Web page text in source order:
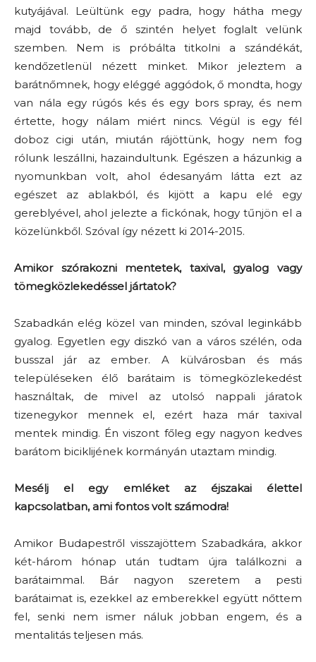
kutyájával. Leültünk egy padra, hogy hátha megy
majd tovább, de ő szintén helyet foglalt velünk
szemben. Nem is próbálta titkolni a szándékát,
kendőzetlenül nézett minket. Mikor jeleztem a
barátnőmnek, hogy eléggé aggódok, ő mondta, hogy
van nála egy rúgós kés és egy bors spray, és nem
értette, hogy nálam miért nincs. Végül is egy fél
doboz cigi után, miután rájöttünk, hogy nem fog
rólunk leszállni, hazaindultunk. Egészen a házunkig a
nyomunkban volt, ahol édesanyám látta ezt az
egészet az ablakból, és kijött a kapu elé egy
gereblyével, ahol jelezte a fickónak, hogy tűnjön el a
közelünkből. Szóval így nézett ki 2014-2015.
Amikor szórakozni mentetek, taxival, gyalog vagy
tömegközlekedéssel jártatok?
Szabadkán elég közel van minden, szóval leginkább
gyalog. Egyetlen egy diszkó van a város szélén, oda
busszal jár az ember. A külvárosban és más
településeken élő barátaim is tömegközlekedést
használtak, de mivel az utolsó nappali járatok
tizenegykor mennek el, ezért haza már taxival
mentek mindig. Én viszont főleg egy nagyon kedves
barátom biciklijének kormányán utaztam mindig.
Mesélj el egy emléket az éjszakai élettel
kapcsolatban, ami fontos volt számodra!
Amikor Budapestről visszajöttem Szabadkára, akkor
két-három hónap után tudtam újra találkozni a
barátaimmal. Bár nagyon szeretem a pesti
barátaimat is, ezekkel az emberekkel együtt nőttem
fel, senki nem ismer náluk jobban engem, és a
mentalitás teljesen más.